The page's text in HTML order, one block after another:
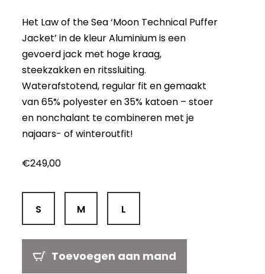
Het Law of the Sea ‘Moon Technical Puffer
Jacket’ in de kleur Aluminium is een
gevoerd jack met hoge kraag,
steekzakken en ritssluiting.
Waterafstotend, regular fit en gemaakt
van 65% polyester en 35% katoen – stoer
en nonchalant te combineren met je
najaars- of winteroutfit!
€249,00
S M L
Toevoegen aan mand